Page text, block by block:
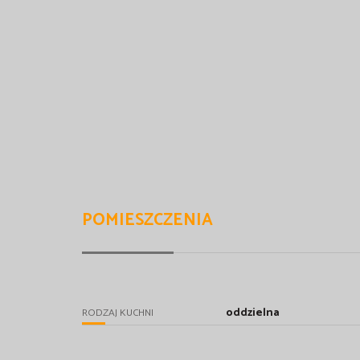
POMIESZCZENIA
RODZAJ KUCHNI oddzielna